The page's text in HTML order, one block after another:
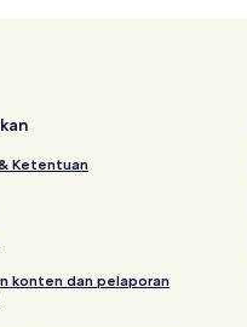
Ketentuan
konten dan pelaporan